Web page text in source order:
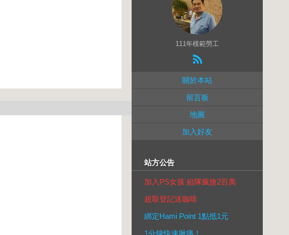
111年模範勞工
關於本站
留言板
地圖
加入好友
站方公告
加入PS女孩 組隊瘋搶2百萬
超取登記送咖啡
綁定Hami Point 1點抵1元
1分鐘快速揪痛！